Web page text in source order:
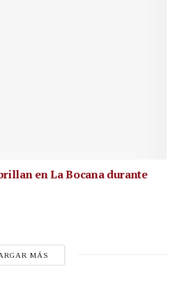
en La Bocana durante
MÁS